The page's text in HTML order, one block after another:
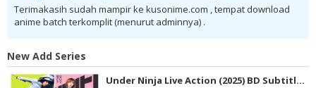
Terimakasih sudah mampir ke kusonime.com , tempat download
anime batch terkomplit (menurut adminnya) .
New Add Series
Under Ninja Live Action (2025) BD Subtitle Indonesia